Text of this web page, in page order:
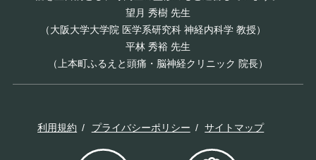
望月 秀樹 先生
（大阪大学大学院 医学系研究科 神経内科学 教授）
平林 秀裕 先生
（上本町ふるえと頭痛・脳神経クリニック 院長）
利用規約 プライバシーポリシー サイトマップ